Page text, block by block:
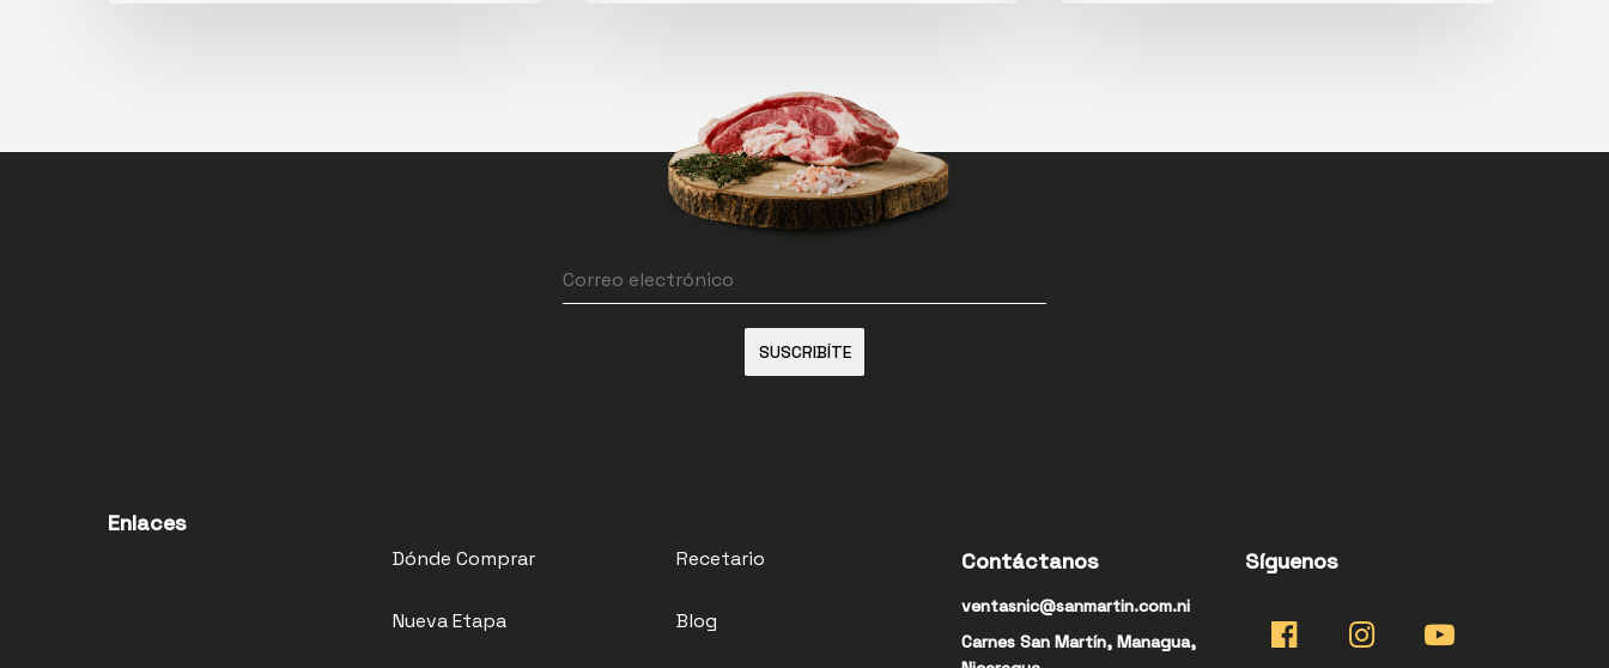
SUSCRIBÍTE
Enlaces
Dónde Comprar
Nueva Etapa
Recetario
Blog
Contáctanos
ventasnic@sanmartin.com.ni
Carnes San Martín, Managua,
Síguenos